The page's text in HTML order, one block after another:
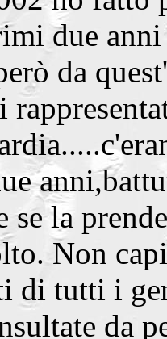
due anni
da
se la
Non
di tutti i
da